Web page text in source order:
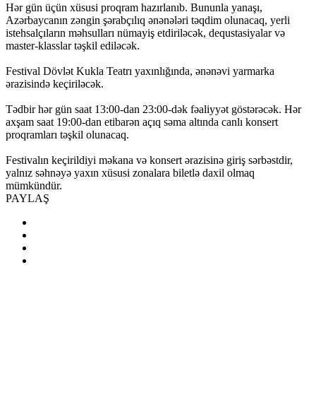
Hər gün üçün xüsusi proqram hazırlanıb. Bununla yanaşı,
Azərbaycanın zəngin şərabçılıq ənənələri təqdim olunacaq, yerli
istehsalçıların məhsulları nümayiş etdiriləcək, dequstasiyalar və
master-klasslar təşkil ediləcək.
Festival Dövlət Kukla Teatrı yaxınlığında, ənənəvi yarmarka
ərazisində keçiriləcək.
Tədbir hər gün saat 13:00-dan 23:00-dək fəaliyyət göstərəcək. Hər
axşam saat 19:00-dan etibarən açıq səma altında canlı konsert
proqramları təşkil olunacaq.
Festivalın keçirildiyi məkana və konsert ərazisinə giriş sərbəstdir,
yalnız səhnəyə yaxın xüsusi zonalara biletlə daxil olmaq
mümkündür.
PAYLAŞ